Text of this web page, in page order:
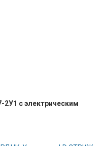
с электрическим